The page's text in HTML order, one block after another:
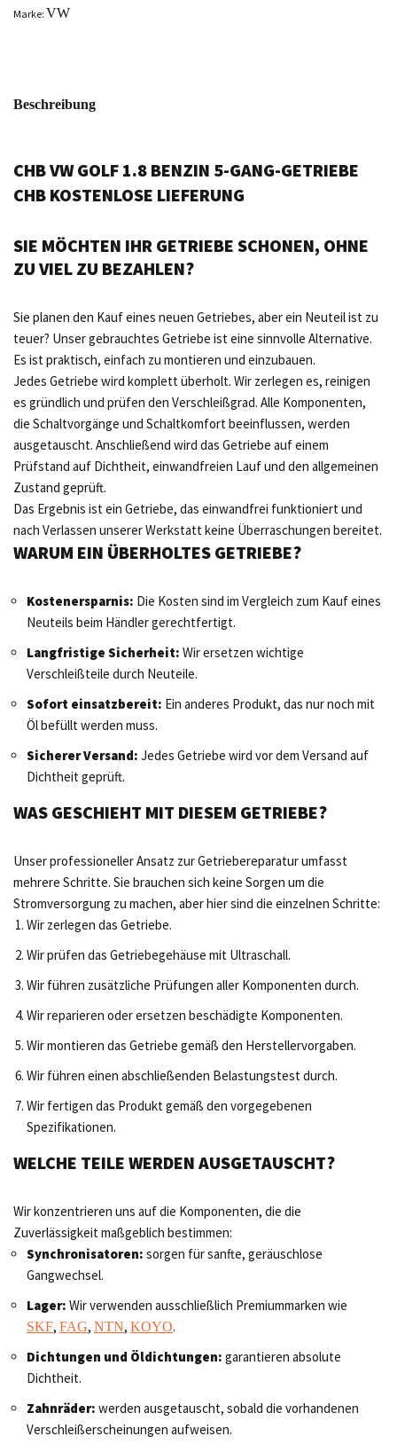
Marke: VW
Beschreibung
CHB VW GOLF 1.8 BENZIN 5-GANG-GETRIEBE
CHB KOSTENLOSE LIEFERUNG
SIE MÖCHTEN IHR GETRIEBE SCHONEN, OHNE
ZU VIEL ZU BEZAHLEN?
Sie planen den Kauf eines neuen Getriebes, aber ein Neuteil ist zu
teuer? Unser gebrauchtes Getriebe ist eine sinnvolle Alternative.
Es ist praktisch, einfach zu montieren und einzubauen.
Jedes Getriebe wird komplett überholt. Wir zerlegen es, reinigen
es gründlich und prüfen den Verschleißgrad. Alle Komponenten,
die Schaltvorgänge und Schaltkomfort beeinflussen, werden
ausgetauscht. Anschließend wird das Getriebe auf einem
Prüfstand auf Dichtheit, einwandfreien Lauf und den allgemeinen
Zustand geprüft.
Das Ergebnis ist ein Getriebe, das einwandfrei funktioniert und
nach Verlassen unserer Werkstatt keine Überraschungen bereitet.
WARUM EIN ÜBERHOLTES GETRIEBE?
Kostenersparnis: Die Kosten sind im Vergleich zum Kauf eines
Neuteils beim Händler gerechtfertigt.
Langfristige Sicherheit: Wir ersetzen wichtige
Verschleißteile durch Neuteile.
Sofort einsatzbereit: Ein anderes Produkt, das nur noch mit
Öl befüllt werden muss.
Sicherer Versand: Jedes Getriebe wird vor dem Versand auf
Dichtheit geprüft.
WAS GESCHIEHT MIT DIESEM GETRIEBE?
Unser professioneller Ansatz zur Getriebereparatur umfasst
mehrere Schritte. Sie brauchen sich keine Sorgen um die
Stromversorgung zu machen, aber hier sind die einzelnen Schritte:
Wir zerlegen das Getriebe.
Wir prüfen das Getriebegehäuse mit Ultraschall.
Wir führen zusätzliche Prüfungen aller Komponenten durch.
Wir reparieren oder ersetzen beschädigte Komponenten.
Wir montieren das Getriebe gemäß den Herstellervorgaben.
Wir führen einen abschließenden Belastungstest durch.
Wir fertigen das Produkt gemäß den vorgegebenen
Spezifikationen.
WELCHE TEILE WERDEN AUSGETAUSCHT?
Wir konzentrieren uns auf die Komponenten, die die
Zuverlässigkeit maßgeblich bestimmen:
Synchronisatoren: sorgen für sanfte, geräuschlose
Gangwechsel.
Lager: Wir verwenden ausschließlich Premiummarken wie
SKF, FAG, NTN, KOYO.
Dichtungen und Öldichtungen: garantieren absolute
Dichtheit.
Zahnräder: werden ausgetauscht, sobald die vorhandenen
Verschleißerscheinungen aufweisen.